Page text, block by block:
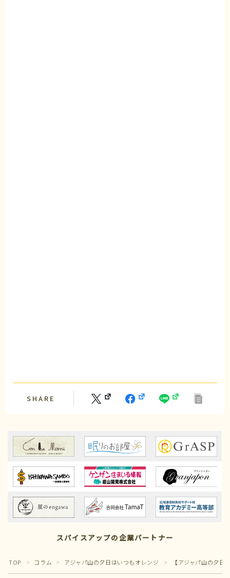
Follow Us
SHARE
スパイスアップの企業パートナー
TOP ＞ コラム ＞ アジャパ山の夕日はいつもオレンジ ＞ 【アジャパ山の夕日